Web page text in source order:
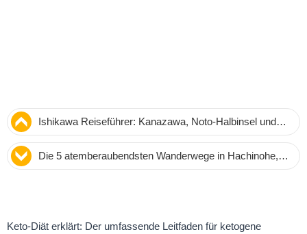
Ishikawa Reiseführer: Kanazawa, Noto-Halbinsel und
die Highlights der Präfektur
Die 5 atemberaubendsten Wanderwege in Hachinohe,
Japan: Experten-Tipps für unvergessliche Touren
Keto-Diät erklärt: Der umfassende Leitfaden für ketogene